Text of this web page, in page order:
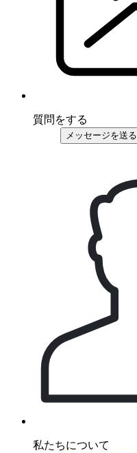
質問をする
メッセージを送る
私たちについて